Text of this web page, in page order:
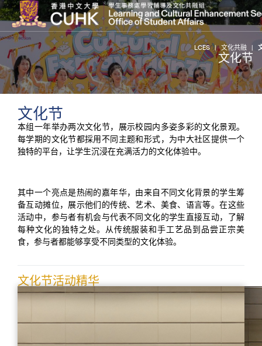
LCES|文化共融 |
文化节
文化节
本组一年举办两次文化节，展示校园内多姿多彩的文化景观。
每学期的文化节都採用不同主题和形式，为中大社区提供一个
独特的平台，让学生沉浸在充满活力的文化体验中。
其中一个亮点是热闹的嘉年华，由来自不同文化背景的学生筹
备互动摊位，展示他们的传统、艺术、美食、语言等。在这些
活动中，参与者有机会与代表不同文化的学生直接互动，了解
每种文化的独特之处。从传统服装和手工艺品到品尝正宗美
食，参与者都能够享受不同类型的文化体验。
文化节活动精华